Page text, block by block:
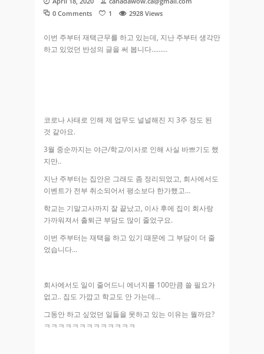
0 Comments
1 2928 Views
이번 주부터 재택근무를 하고 있는데, 지난 주부터 생각만
하고 있었던 반성의 글을 써 봅니다………
코로나 사태로 인해 제 업무도 널널해진 지 3주 정도 된
것 같아요.
3월 중순까지는 야근/학교/이사로 인해 사실 바쁘기도 했
지만..
지난 주부터는 집안은 그래도 좀 정리되었고, 회사에서도
이벤트가 전부 취소되어서 평소보다 한가했고…
학교는 기말고사까지 잘 끝났고, 이사 후에 집이 회사랑
가까워져서 출퇴근 부담도 많이 줄었구요.
이번 주부터는 재택을 하고 있기 때문에 그 부담이 더 줄
었습니다…
회사에서도 일이 줄어드니 에너지를 100만큼 쓸 필요가
없고.. 집도 가깝고 학교도 안 가는데…
그동안 하고 싶었던 일들을 못하고 있는 이유는 뭘까요?
ㅋㅋㅋㅋㅋㅋㅋㅋㅋㅋㅋㅋㅋ